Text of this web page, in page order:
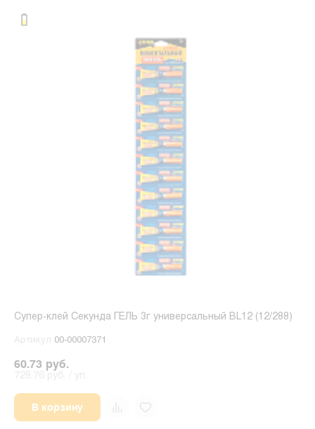
Супер-клей Секунда ГЕЛЬ 3г универсальный BL12 (12/288)
Артикул 00-00007371
60.73 руб.
В корзину